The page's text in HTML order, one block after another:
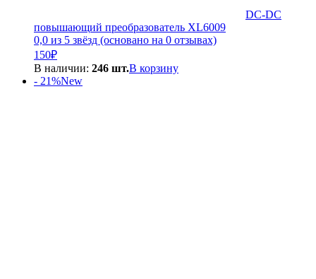
DC-DC
повышающий преобразователь XL6009
0,0 из 5 звёзд (основано на 0 отзывах)
150₽
В наличии: 246 шт.В корзину
- 21%New